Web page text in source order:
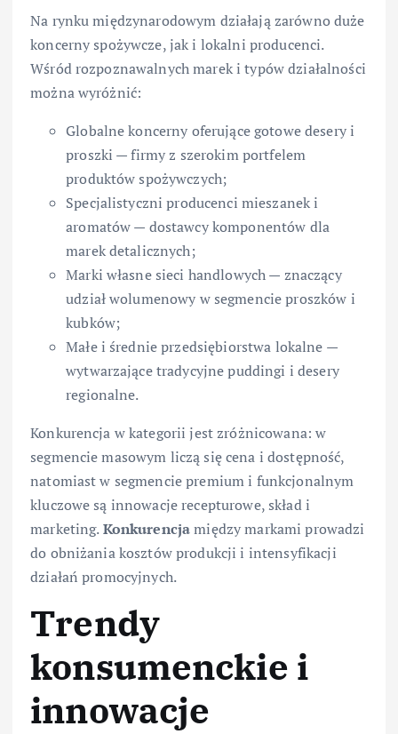
Na rynku międzynarodowym działają zarówno duże
koncerny spożywcze, jak i lokalni producenci.
Wśród rozpoznawalnych marek i typów działalności
można wyróżnić:
Globalne koncerny oferujące gotowe desery i
proszki — firmy z szerokim portfelem
produktów spożywczych;
Specjalistyczni producenci mieszanek i
aromatów — dostawcy komponentów dla
marek detalicznych;
Marki własne sieci handlowych — znaczący
udział wolumenowy w segmencie proszków i
kubków;
Małe i średnie przedsiębiorstwa lokalne —
wytwarzające tradycyjne puddingi i desery
regionalne.
Konkurencja w kategorii jest zróżnicowana: w
segmencie masowym liczą się cena i dostępność,
natomiast w segmencie premium i funkcjonalnym
kluczowe są innowacje recepturowe, skład i
marketing.Konkurencjamiędzy markami prowadzi
do obniżania kosztów produkcji i intensyfikacji
działań promocyjnych.
Trendy
konsumenckie i
innowacje